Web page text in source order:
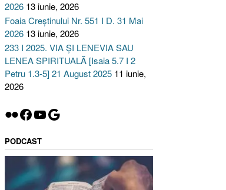
2026 13 iunie, 2026
Foaia Creștinului Nr. 551 I D. 31 Mai
2026 13 iunie, 2026
233 I 2025. VIA ȘI LENEVIA SAU
LENEA SPIRITUALĂ [Isaia 5.7 I 2
Petru 1.3-5] 21 August 2025 11 iunie,
2026
Flickr
Facebook
YouTube
Google
PODCAST